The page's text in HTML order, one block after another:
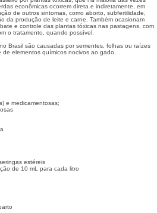
econômicas ocorrem direta e indiretamente, em
de outros sintomas, como aborto, subfertilidade,
da produção de leite e carne. Também ocasionam
e controle das plantas tóxicas nas pastagens, com
o tratamento, quando possível.
Brasil são causadas por sementes, folhas ou raízes
elementos químicos nocivos ao gado.
e medicamentosas;
estéreis
de 10 mL para cada litro